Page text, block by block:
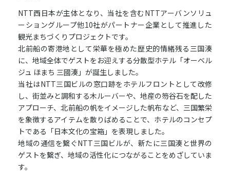
NTT西日本が主体となり、当社を含むNTTアーバンソリュ
ーショングループ他10社がパートナー企業として推進した
観光まちづくりプロジェクトです。
北前船の寄港地として栄華を極めた歴史的情緒残る三国湊
に、地域全体でゲストをお迎えする分散型ホテル「オーベル
ジュ ほまち 三國湊」が誕生しました。
当社はNTT三国ビルの窓口跡をホテルフロントとして改修
し、街並みと調和する木ルーバーや、地産の笏谷石を配した
アプローチ、北前船の帆をイメージした帆布など、三国繁栄
を象徴するアイテムを散りばめることで、ホテルのコンセプ
トである「日本文化の宝箱」を表現しました。
地域の通信を繋ぐNTT三国ビルが、新たに三国湊と世界の
ゲストを繋ぎ、地域の活性化につながることをめざしていま
す。